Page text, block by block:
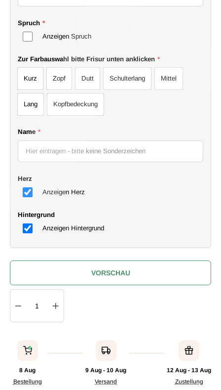
Spruch *
Anzeigen Spruch
Zur Farbauswahl bitte Frisur unten anklicken *
Kurz Zopf Dutt Schulterlang Mittel
Lang Kopfbedeckung
Name *
Herz
Anzeigen Herz
Hintergrund
Anzeigen Hintergrund
VORSCHAU
8 Aug
Bestellung
9 Aug - 10 Aug
Versand
12 Aug - 13 Aug
Zustellung